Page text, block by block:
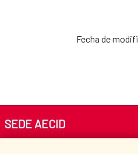
Fecha de
SEDE AECID